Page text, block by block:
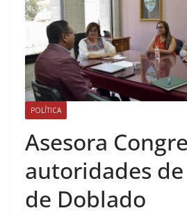
POLÍTICA
Asesora
autoridades
de Doblado